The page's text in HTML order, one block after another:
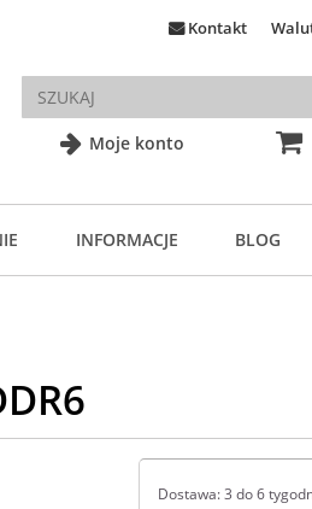
Moje konto
Kontakt
INFORMACJE BLOG
Dostawa: 3 do 6